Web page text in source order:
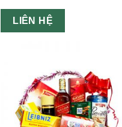
LIÊN HỆ